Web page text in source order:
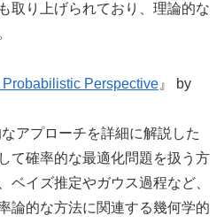
取り上げられており、理論的な
Perspective 』 by
アプローチを詳細に解説した
て確率的な最適化問題を扱う方
ベイズ推定やガウス過程など、
論的な方法に関連する幾何学的